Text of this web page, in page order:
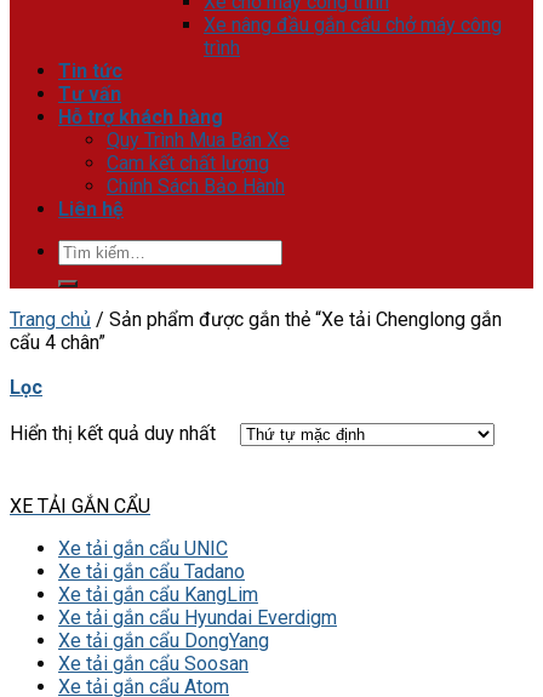
Xe nâng đầu gắn cẩu chở máy công
trình
Tin tức
Tư vấn
Hỗ trợ khách hàng
Quy Trình Mua Bán Xe
Cam kết chất lượng
Chính Sách Bảo Hành
Liên hệ
Tìm
kiếm:
Trang chủ / Sản phẩm được gắn thẻ “Xe tải Chenglong gắn
cẩu 4 chân”
Lọc
Hiển thị kết quả duy nhất
XE TẢI GẮN CẨU
Xe tải gắn cẩu UNIC
Xe tải gắn cẩu Tadano
Xe tải gắn cẩu KangLim
Xe tải gắn cẩu Hyundai Everdigm
Xe tải gắn cẩu DongYang
Xe tải gắn cẩu Soosan
Xe tải gắn cẩu Atom